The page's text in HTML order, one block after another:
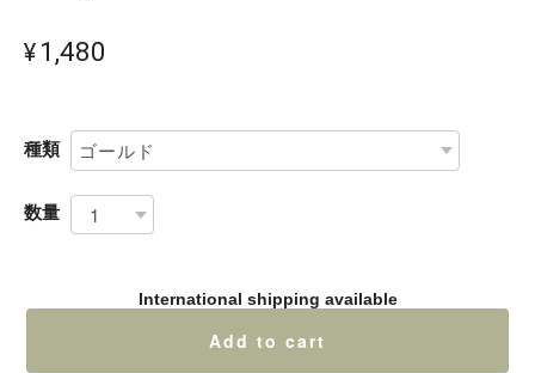
¥1,480
種類
数量
International shipping available
Add to cart